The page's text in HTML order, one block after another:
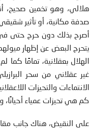
هلالي، وهو تخمين صحيح،
صدفة مكانية، أو تأثير شقيقي
أصرح بذلك دون حرج حتى
يتحرج البعض عن إظهار
الهلال بعقلانية، تمامًا كما
غير عقلاني من سحر
الانتماءات والتحيزات
كم هي تحيزات عمياء
على النقيض، هناك جانب